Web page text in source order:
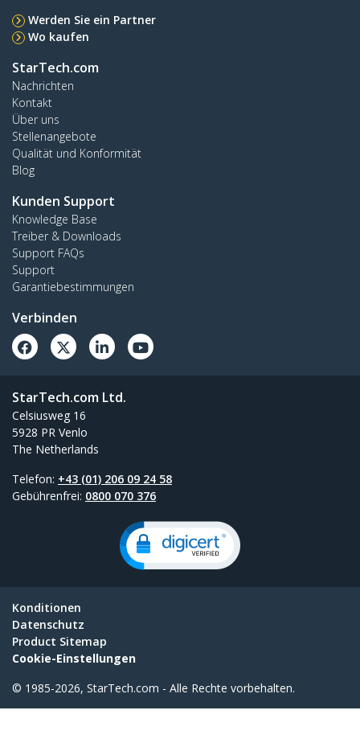
Werden Sie ein Partner
Wo kaufen
StarTech.com
Nachrichten
Kontakt
Über uns
Stellenangebote
Qualität und Konformität
Blog
Kunden Support
Knowledge Base
Treiber & Downloads
Support FAQs
Support
Garantiebestimmungen
Verbinden
StarTech.com Ltd.
Celsiusweg 16
5928 PR Venlo
The Netherlands
Telefon: +43 (01) 206 09 24 58
Gebührenfrei: 0800 070 376
Konditionen
Datenschutz
Product Sitemap
Cookie-Einstellungen
© 1985-2026, StarTech.com - Alle Rechte vorbehalten.